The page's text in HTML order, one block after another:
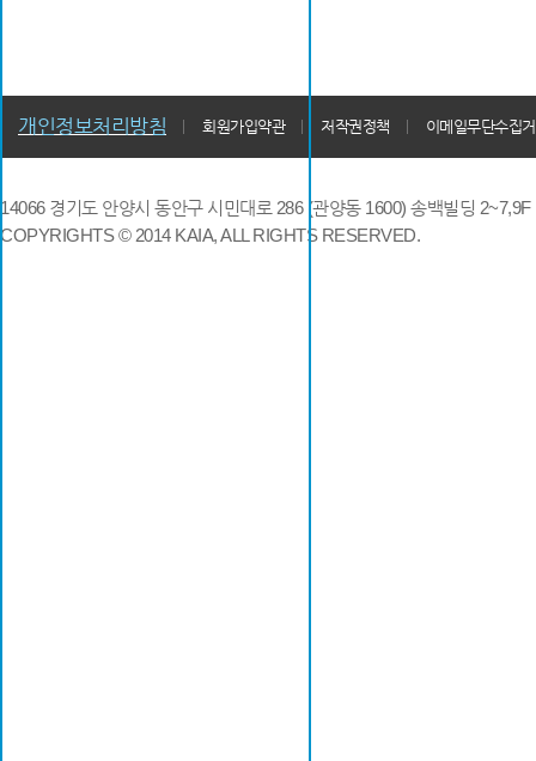
개인정보처리방침 회원가입약관 저작권정책 이메일무단수집
14066 경기도 안양시 동안구 시민대로 286 (관양동 1600) 송백빌딩
COPYRIGHTS © 2014 KAIA, ALL RIGHTS RESERVED.